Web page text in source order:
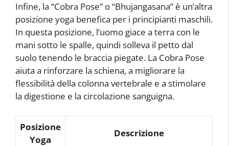
Infine, la “Cobra Pose” o “Bhujangasana” è un’altra
posizione yoga benefica per i principianti maschili.
In questa posizione, l’uomo giace a terra con le
mani sotto le spalle, quindi solleva il petto dal
suolo tenendo le braccia piegate. La Cobra Pose
aiuta a rinforzare la schiena, a migliorare la
flessibilità della colonna vertebrale e a stimolare
la digestione e la circolazione sanguigna.
Posizione
Yoga
Descrizione